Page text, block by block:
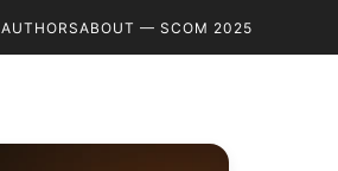
AUTHORSABOUT — SCOM 2025